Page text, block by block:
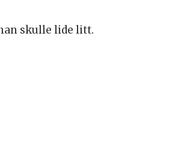
skulle lide litt.